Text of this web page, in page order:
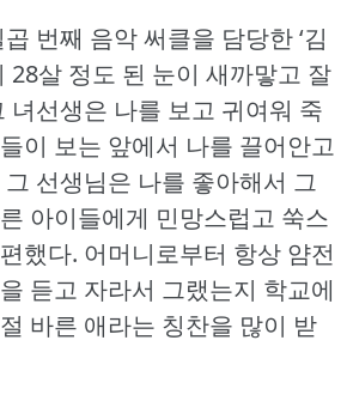
번째 음악 써클을 담당한 ‘김
28살 정도 된 눈이 새까맣고 잘
녀선생은 나를 보고 귀여워 죽
이 보는 앞에서 나를 끌어안고
그 선생님은 나를 좋아해서 그
아이들에게 민망스럽고 쑥스
했다. 어머니로부터 항상 얌전
듣고 자라서 그랬는지 학교에
바른 애라는 칭찬을 많이 받